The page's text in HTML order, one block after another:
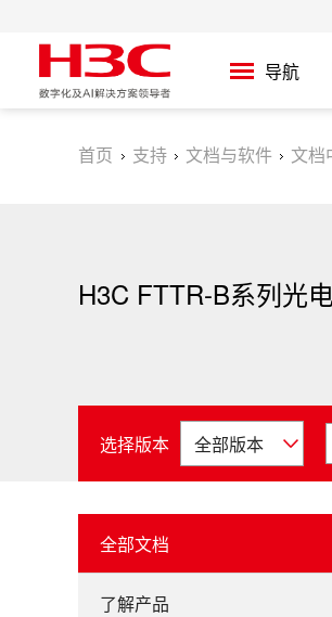
导航
首页 支持 文档与软件 文档
H3C FTTR-B系列光
选择版本
全部文档
了解产品